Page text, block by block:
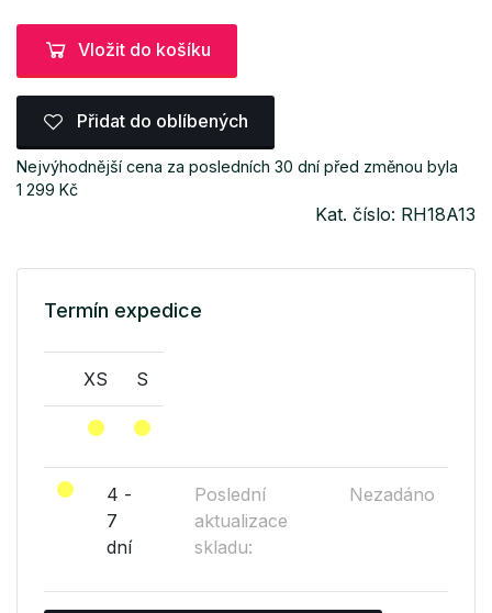
Vložit do košíku
Přidat do oblíbených
Nejvýhodnější cena za posledních 30 dní před změnou byla
1 299 Kč
Kat. číslo: RH18A13
Termín expedice
XS S
4 -
7
dní
Poslední
aktualizace
skladu:
Nezadáno